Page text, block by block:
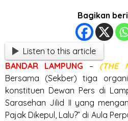
Bagikan
Listen to this article
BANDAR
LAMPUNG – (THE
Bersama (Sekber) tiga
konstituen Dewan Pers di
Sarasehan Jilid II yang
Pajak Dikepul, Lalu?” di Aula